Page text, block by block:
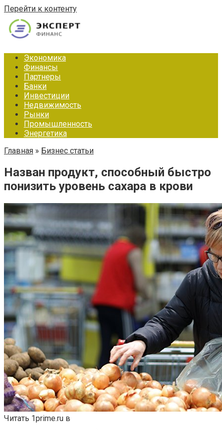
Перейти к контенту
Экономика
Финансы
Партнеры
Банки
Инвестиции
Недвижимость
Рынки
Промышленность
Энергетика
Главная » Бизнес статьи
Назван продукт, способный быстро
понизить уровень сахара в крови
Читать 1prime.ru в